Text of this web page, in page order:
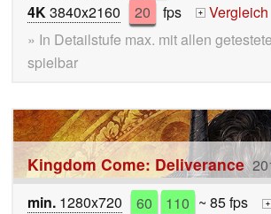
4K3840x2160 20 fps +
Vergleich
» In Detailstufe max. mit allen
spielbar
Kingdom Come: Deliverance
min. 1280x720 60 110 ~ 85 fps +